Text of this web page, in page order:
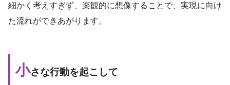
細かく考えすぎず、楽観的に想像することで、実現に向け
た流れができあがります。
小さな行動を起こして